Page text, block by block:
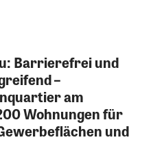
Barrierefrei und
–
am
Wohnungen für
und